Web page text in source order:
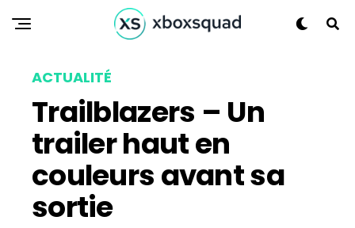
ACTUALITÉ
Trailblazers – Un
trailer haut en
couleurs avant sa
sortie
Reddit
Pinterest
Email